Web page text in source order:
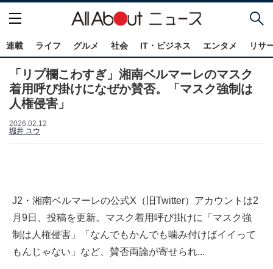
連載 ライフ グルメ 社会 IT・ビジネス エンタメ リサ
「リプ欄こわすぎ」湘南ベルマーレのマスク
着用呼び掛けになぜか賛否。「マスク強制は
人権侵害」
2026.02.12
堀井 ユウ
J2・湘南ベルマーレの公式X（旧Twitter）アカウントは2
月9日、投稿を更新。マスク着用呼び掛けに「マスク強
制は人権侵害」「なんでもかんでも噛み付けばイイって
もんじゃない」など、賛否両論が寄せられ...